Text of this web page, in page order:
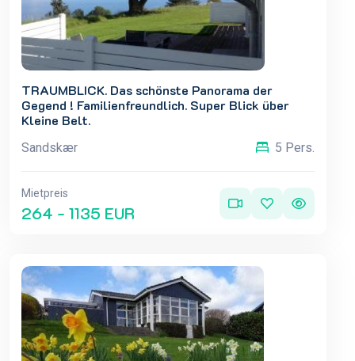
TRAUMBLICK. Das schönste Panorama der
Gegend ! Familienfreundlich. Super Blick über
Kleine Belt.
Sandskær 5 Pers.
Mietpreis
264 - 1135 EUR